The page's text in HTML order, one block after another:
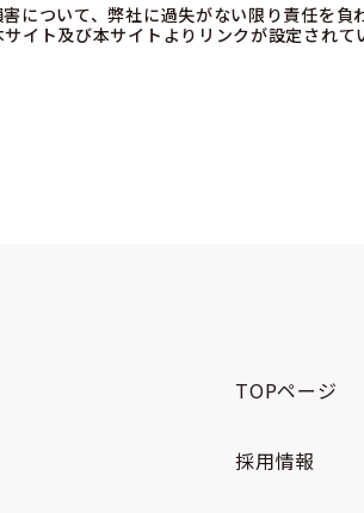
について、弊社に過失がない限り責任を
イト及び本サイトよりリンクが設定され
TOPページ
採用情報